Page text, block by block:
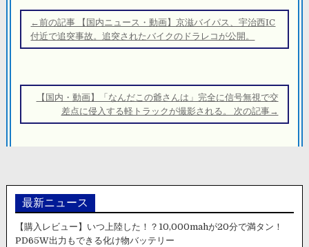
稿
ナ
ー
←前の記事 【国内ニュース・動画】京滋バイパス、宇治西IC
付近で追突事故。追突されたバイクのドラレコが公開。
【国内・動画】「なんだこの爺さんは」完全に信号無視で交
差点に侵入する軽トラックが撮影される。 次の記事→
最新ニュース
【購入レビュー】いつ上陸した！？10,000mahが20分で満タン！
PD65W出力もできる化け物バッテリー